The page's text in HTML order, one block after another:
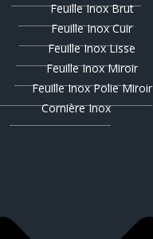
Feuille Inox Brut
Feuille Inox Cuir
Feuille Inox Lisse
Feuille Inox Miroir
Feuille Inox Polie Miroir
Cornière Inox